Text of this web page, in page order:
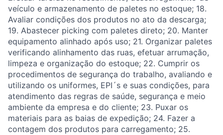
veículo e armazenamento de paletes no estoque; 18.
Avaliar condições dos produtos no ato da descarga;
19. Abastecer picking com paletes direto; 20. Manter
equipamento alinhado após uso; 21. Organizar paletes
verificando alinhamento das ruas, efetuar arrumação,
limpeza e organização do estoque; 22. Cumprir os
procedimentos de segurança do trabalho, avaliando e
utilizando os uniformes, EPI´s e suas condições, para
atendimento das regras de saúde, segurança e meio
ambiente da empresa e do cliente; 23. Puxar os
materiais para as baias de expedição; 24. Fazer a
contagem dos produtos para carregamento; 25.